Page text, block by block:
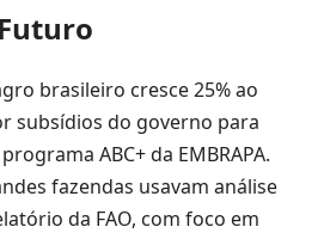
brasileiro cresce 25% ao
subsídios do governo para
ABC+ da EMBRAPA.
fazendas usavam análise
da FAO, com foco em